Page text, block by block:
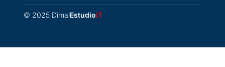
© 2025 DimalEstudioiT